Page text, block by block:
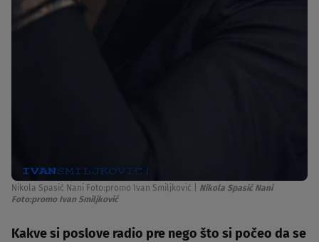
Nikola Spasić Nani Foto:promo Ivan Smiljković
Nikola Spasić Nani
Foto:promo Ivan Smiljković
Kakve si poslove radio pre nego što si počeo da se